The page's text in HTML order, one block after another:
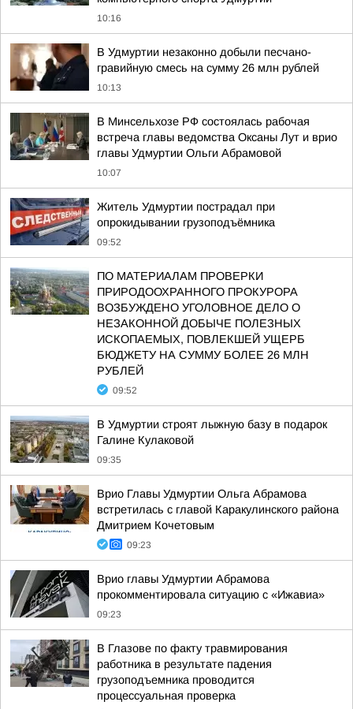
10:16
В Удмуртии незаконно добыли песчано-
гравийную смесь на сумму 26 млн рублей
10:13
В Минсельхозе РФ состоялась рабочая
встреча главы ведомства Оксаны Лут и врио
главы Удмуртии Ольги Абрамовой
10:07
Житель Удмуртии пострадал при
опрокидывании грузоподъёмника
09:52
ПО МАТЕРИАЛАМ ПРОВЕРКИ
ПРИРОДООХРАННОГО ПРОКУРОРА
ВОЗБУЖДЕНО УГОЛОВНОЕ ДЕЛО О
НЕЗАКОННОЙ ДОБЫЧЕ ПОЛЕЗНЫХ
ИСКОПАЕМЫХ, ПОВЛЕКШЕЙ УЩЕРБ
БЮДЖЕТУ НА СУММУ БОЛЕЕ 26 МЛН
РУБЛЕЙ
09:52
В Удмуртии строят лыжную базу в подарок
Галине Кулаковой
09:35
Врио Главы Удмуртии Ольга Абрамова
встретилась с главой Каракулинского района
Дмитрием Кочетовым
09:23
Врио главы Удмуртии Абрамова
прокомментировала ситуацию с «Ижавиа»
09:23
В Глазове по факту травмирования
работника в результате падения
грузоподъемника проводится
процессуальная проверка